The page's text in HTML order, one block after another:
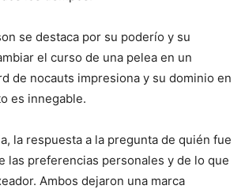
se destaca por su poderío y su
el curso de una pelea en un
de nocauts impresiona y su dominio en
es innegable.
la respuesta a la pregunta de quién fue
las preferencias personales y de lo que
Ambos dejaron una marca